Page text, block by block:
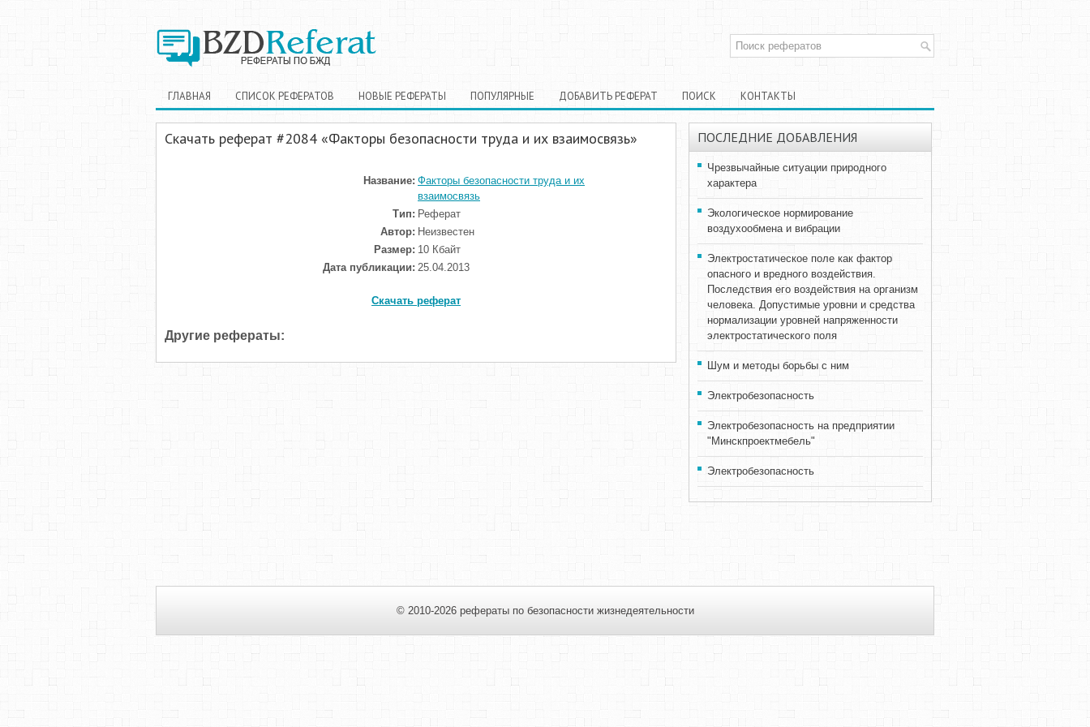
ГЛАВНАЯ СПИСОК РЕФЕРАТОВ НОВЫЕ РЕФЕРАТЫ ПОПУЛЯРНЫЕ ДОБАВИТЬ РЕФЕРАТ ПОИСК КОНТАКТЫ
Скачать реферат #2084 «Факторы безопасности труда и их взаимосвязь»
Название: Факторы безопасности труда и их
взаимосвязь
Тип: Реферат
Автор: Неизвестен
Размер: 10 Кбайт
Дата публикации: 25.04.2013
Скачать реферат
Другие рефераты:
ПОСЛЕДНИЕ ДОБАВЛЕНИЯ
Чрезвычайные ситуации природного
характера
Экологическое нормирование
воздухообмена и вибрации
Электростатическое поле как фактор
опасного и вредного воздействия.
Последствия его воздействия на организм
человека. Допустимые уровни и средства
нормализации уровней напряженности
электростатического поля
Шум и методы борьбы с ним
Электробезопасность
Электробезопасность на предприятии
"Минскпроектмебель"
Электробезопасность
© 2010-2026 рефераты по безопасности жизнедеятельности